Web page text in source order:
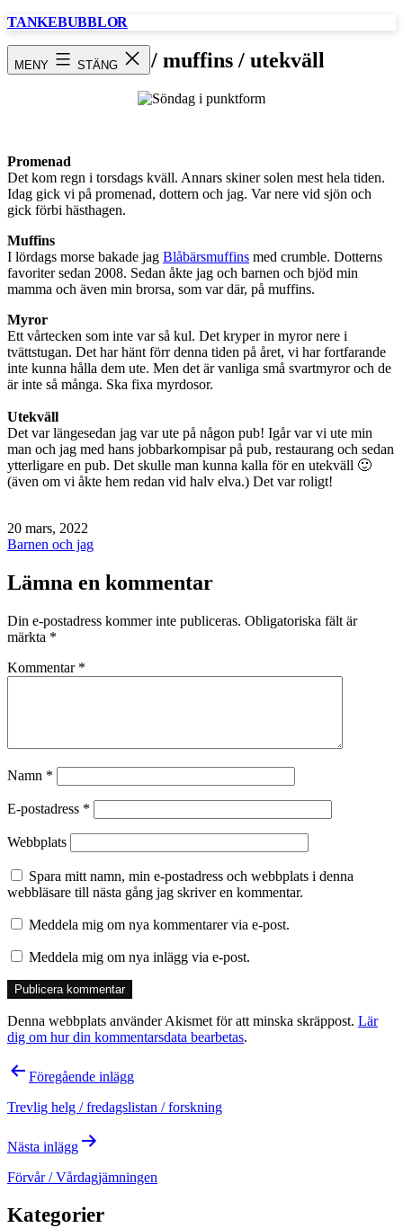
Hoppa
TANKEBUBBLOR
MENY STÄNG
Söndag / muffins / utekväll
Promenad
Det kom regn i torsdags kväll. Annars skiner solen mest hela tiden.
Idag gick vi på promenad, dottern och jag. Var nere vid sjön och
gick förbi hästhagen.
Muffins
I lördags morse bakade jag Blåbärsmuffins med crumble. Dotterns
favoriter sedan 2008. Sedan åkte jag och barnen och bjöd min
mamma och även min brorsa, som var där, på muffins.
Myror
Ett vårtecken som inte var så kul. Det kryper in myror nere i
tvättstugan. Det har hänt förr denna tiden på året, vi har fortfarande
inte kunna hålla dem ute. Men det är vanliga små svartmyror och de
är inte så många. Ska fixa myrdosor.
Utekväll
Det var längesedan jag var ute på någon pub! Igår var vi ute min
man och jag med hans jobbarkompisar på pub, restaurang och sedan
ytterligare en pub. Det skulle man kunna kalla för en utekväll 🙂
(även om vi åkte hem redan vid halv elva.) Det var roligt!
Publicerat
den
20 mars, 2022
Kategoriserat
Barnen och jag
Lämna en kommentar
Din e-postadress kommer inte publiceras. Obligatoriska fält är
märkta *
Kommentar *
Namn *
E-postadress *
Webbplats
Spara mitt namn, min e-postadress och webbplats i denna
webbläsare till nästa gång jag skriver en kommentar.
Meddela mig om nya kommentarer via e-post.
Meddela mig om nya inlägg via e-post.
Denna webbplats använder Akismet för att minska skräppost. Lär
dig om hur din kommentarsdata bearbetas.
Inläggsnavigering
Föregående inlägg
Trevlig helg / fredagslistan / forskning
Nästa inlägg
Förvår / Vårdagjämningen
Kategorier